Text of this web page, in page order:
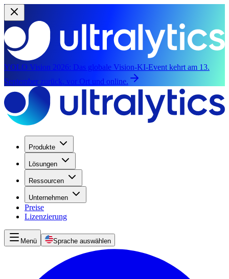
YOLO Vision 2026: Das globale Vision-KI-Event kehrt am 13.
September zurück, vor Ort und online.
Produkte
Lösungen
Ressourcen
Unternehmen
Preise
Lizenzierung
Menü Sprache auswählen